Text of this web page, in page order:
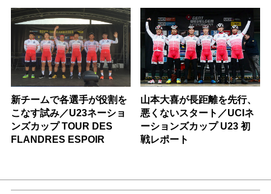
新チームで各選手が役割を
こなす試み／U23ネーショ
ンズカップ TOUR DES
FLANDRES ESPOIR
山本大喜が長距離を先行、
悪くないスタート／UCIネ
ーションズカップ U23 初
戦レポート